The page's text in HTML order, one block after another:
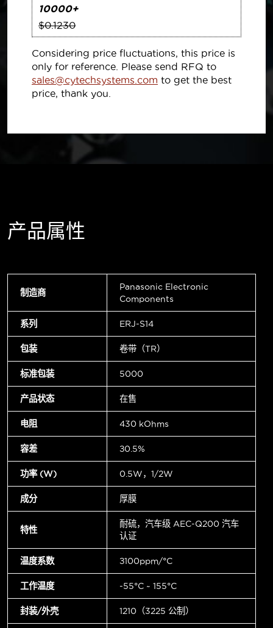
10000+
$0.1230
Considering price fluctuations, this price is
only for reference. Please send RFQ to
sales@cytechsystems.com to get the best
price, thank you.
产品属性
制造商
Panasonic Electronic
Components
系列 ERJ-S14
包装 卷带（TR）
标准包装 5000
产品状态 在售
电阻 430 kOhms
容差 ±0.5%
功率 (W) 0.5W，1/2W
成分 厚膜
特性
耐硫，汽车级 AEC-Q200 汽车
认证
温度系数 ±100ppm/°C
工作温度 -55°C ~ 155°C
封装/外壳 1210（3225 公制）